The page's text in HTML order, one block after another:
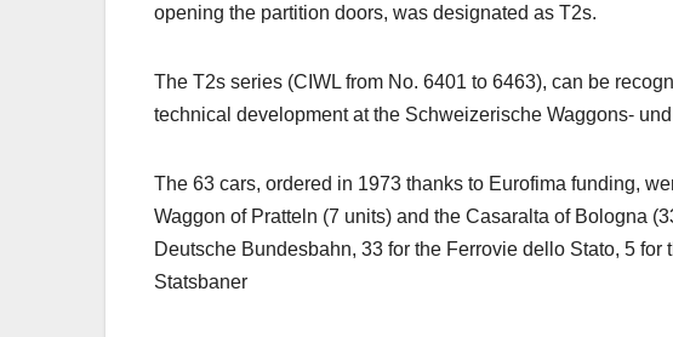
opening the partition doors, was designated as T2s.
The T2s series (CIWL from No. 6401 to 6463), can be
technical development at the Schweizerische Waggons-
The 63 cars, ordered in 1973 thanks to Eurofima funding,
Waggon of Pratteln (7 units) and the Casaralta of Bologna
Deutsche Bundesbahn, 33 for the Ferrovie dello Stato, 5
Statsbaner